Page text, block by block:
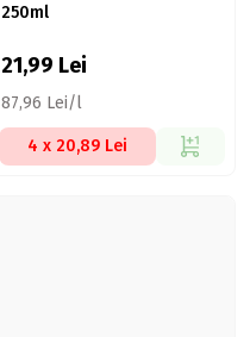
250ml
21,99 Lei
87,96 Lei/l
4 x 20,89 Lei